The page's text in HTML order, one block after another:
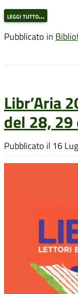
leggi tutto…
Pubblicato in
Libr’Aria
del 28, 29
Pubblicato il 16